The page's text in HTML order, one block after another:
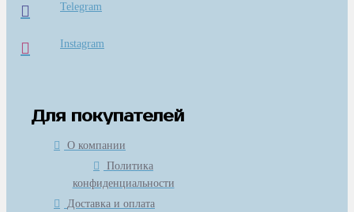
Telegram
Instagram
Для покупателей
О компании
Политика
конфиденциальности
Доставка и оплата